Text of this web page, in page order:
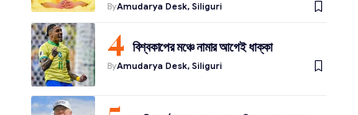
ByAmudarya Desk, Siliguri
বিশ্বকাপের মঞ্চে নামার আগেই ধাক্কা
ByAmudarya Desk, Siliguri